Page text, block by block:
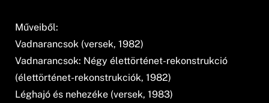
Műveiből:
Vadnarancsok (versek, 1982)
Vadnarancsok: Négy élettörténet-rekonstrukció
(élettörténet-rekonstrukciók, 1982)
Léghajó és nehezéke (versek, 1983)